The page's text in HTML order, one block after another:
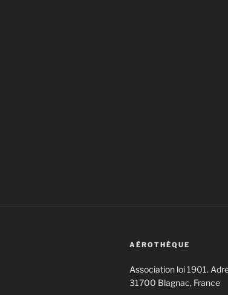
AÉROTHÈQUE
Association loi 1901.
31700 Blagnac, France